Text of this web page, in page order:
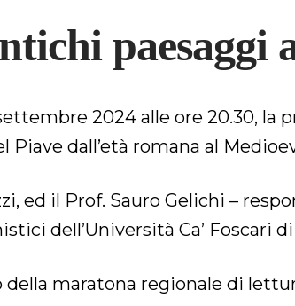
paesaggi
2024 alle ore 20.30, la
dall’età romana al
ed il Prof. Sauro Gelichi –
dell’Università Ca’ Foscari di
maratona regionale di